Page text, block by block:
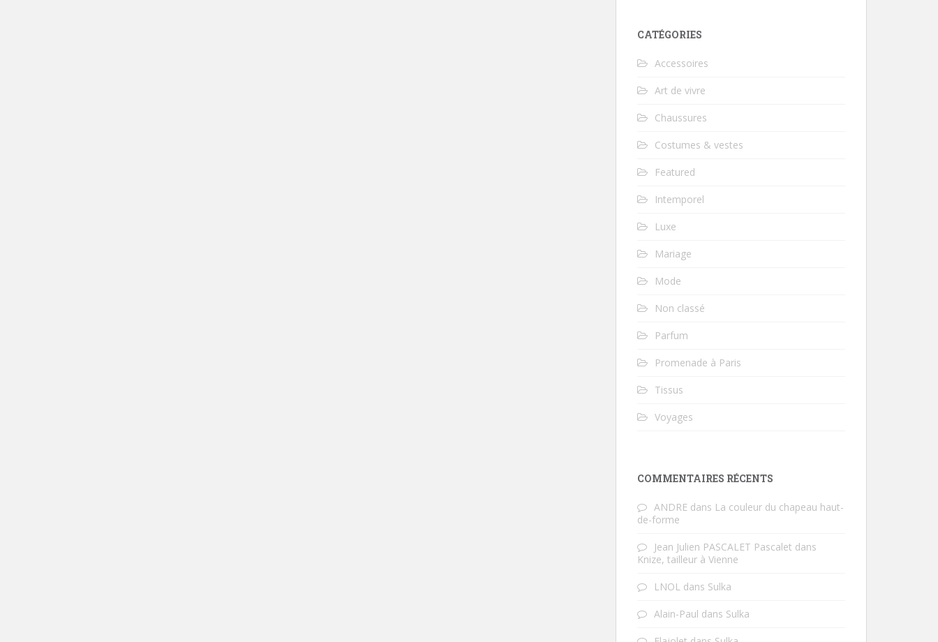
CATÉGORIES
Accessoires
Art de vivre
Chaussures
Costumes & vestes
Featured
Intemporel
Luxe
Mariage
Mode
Non classé
Parfum
Promenade à Paris
Tissus
Voyages
COMMENTAIRES RÉCENTS
ANDRE dans La couleur du chapeau haut-
de-forme
Jean Julien PASCALET Pascalet dans
Knize, tailleur à Vienne
LNOL dans Sulka
Alain-Paul dans Sulka